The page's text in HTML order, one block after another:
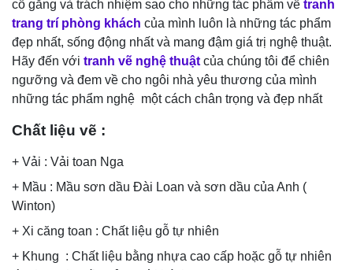
cố gắng và trách nhiệm sao cho những tác phẩm về tranh
trang trí phòng khách của mình luôn là những tác phẩm
đẹp nhất, sống động nhất và mang đậm giá trị nghệ thuật.
Hãy đến với tranh vẽ nghệ thuật của chúng tôi để chiên
ngưỡng và đem về cho ngôi nhà yêu thương của mình
những tác phẩm nghệ một cách chân trọng và đẹp nhất
Chất liệu vẽ :
+ Vải : Vải toan Nga
+ Mầu : Mầu sơn dầu Đài Loan và sơn dầu của Anh (
Winton)
+ Xi căng toan : Chất liệu gỗ tự nhiên
+ Khung : Chất liệu bằng nhựa cao cấp hoặc gỗ tự nhiên